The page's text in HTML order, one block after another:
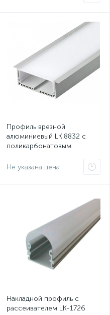
Профиль врезной
алюминиевый LK.8832 с
поликарбонатовым
Не указана цена
Накладной профиль с
рассеивателем LK-1726